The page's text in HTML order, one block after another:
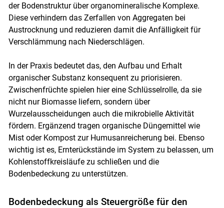
der Bodenstruktur über organomineralische Komplexe.
Diese verhindern das Zerfallen von Aggregaten bei
Austrocknung und reduzieren damit die Anfälligkeit für
Verschlämmung nach Niederschlägen.
In der Praxis bedeutet das, den Aufbau und Erhalt
organischer Substanz konsequent zu priorisieren.
Zwischenfrüchte spielen hier eine Schlüsselrolle, da sie
nicht nur Biomasse liefern, sondern über
Wurzelausscheidungen auch die mikrobielle Aktivität
fördern. Ergänzend tragen organische Düngemittel wie
Mist oder Kompost zur Humusanreicherung bei. Ebenso
wichtig ist es, Ernterückstände im System zu belassen, um
Kohlenstoffkreisläufe zu schließen und die
Bodenbedeckung zu unterstützen.
Bodenbedeckung als Steuergröße für den